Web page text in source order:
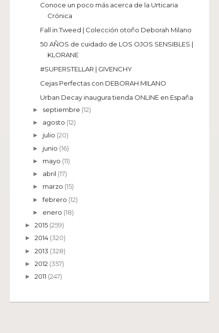
Conoce un poco más acerca de la Urticaria
Crónica
Fall in Tweed | Colección otoño Deborah Milano
50 AÑOS de cuidado de LOS OJOS SENSIBLES |
KLORANE
#SUPERSTELLAR | GIVENCHY
Cejas Perfectas con DEBORAH MILANO
Urban Decay inaugura tienda ONLINE en España
► septiembre (12)
► agosto (12)
► julio (20)
► junio (16)
► mayo (11)
► abril (17)
► marzo (15)
►febrero (12)
► enero (18)
► 2015 (259)
► 2014 (320)
► 2013 (328)
► 2012 (357)
► 2011 (247)